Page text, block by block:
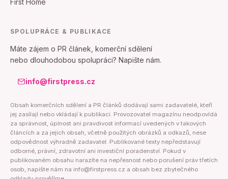
First Home
SPOLUPRÁCE & PUBLIKACE
Máte zájem o PR článek, komerční sdělení
nebo dlouhodobou spolupráci? Napište nám.
info@firstpress.cz
Obsah komerčních sdělení a PR článků dodávají sami zadavatelé, kteří
jej zasílají nebo vkládají k publikaci. Provozovatel magazínu neodpovídá
za správnost, úplnost ani pravdivost informací uvedených v takových
článcích a za jejich obsah, včetně použitých obrázků a odkazů, nese
odpovědnost výhradně zadavatel. Publikované texty nepředstavují
odborné, právní, zdravotní ani investiční poradenství. Pokud v
publikovaném obsahu narazíte na nepřesnost nebo porušení práv třetích
osob, napište nám na info@firstpress.cz a obsah bez zbytečného